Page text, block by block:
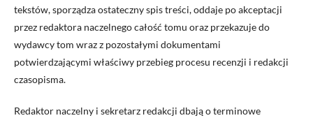
tekstów, sporządza ostateczny spis treści, oddaje po akceptacji
przez redaktora naczelnego całość tomu oraz przekazuje do
wydawcy tom wraz z pozostałymi dokumentami
potwierdzającymi właściwy przebieg procesu recenzji i redakcji
czasopisma.
Redaktor naczelny i sekretarz redakcji dbają o terminowe